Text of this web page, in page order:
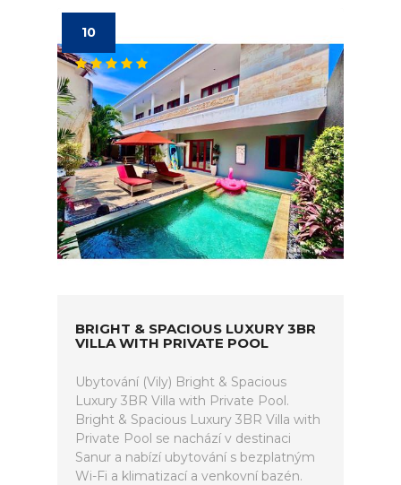
10
BRIGHT & SPACIOUS LUXURY 3BR
VILLA WITH PRIVATE POOL
Ubytování (Vily) Bright & Spacious
Luxury 3BR Villa with Private Pool.
Bright & Spacious Luxury 3BR Villa with
Private Pool se nachází v destinaci
Sanur a nabízí ubytování s bezplatným
Wi-Fi a klimatizací a venkovní bazén.